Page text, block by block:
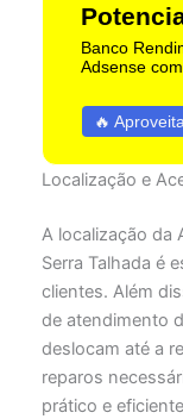
Banco
Adsense
🔥
Localização e
A localização da
Serra Talhada é
clientes. Além
de atendimento
deslocam até a
reparos
prático e